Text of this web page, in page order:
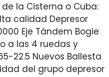
la Cisterna o Cuba:
calidad Depresor
Eje Tándem Bogie
a las 4 ruedas y
22.5 Nuevos Ballesta
del grupo depresor